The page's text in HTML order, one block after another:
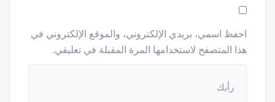
احفظ اسمي، بريدي الإلكتروني، والموقع الإلكتروني في
هذا المتصفح لاستخدامها المرة المقبلة في تعليقي.